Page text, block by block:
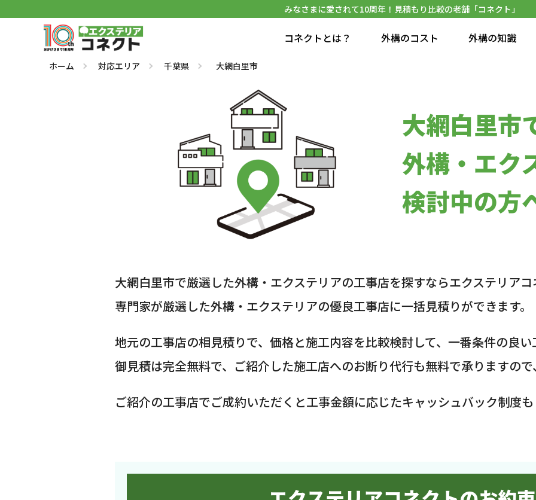
みなさまに愛されて10周年！見積もり比較の老舗「コネクト」
コネクトとは？ 外構のコスト 外構の知識
ホーム 対応エリア 千葉県 大網白里市
大網白里市
外構・エク
検討中の方
大網白里市で厳選した外構・エクステリアの工事店を探すならエクステリア
専門家が厳選した外構・エクステリアの優良工事店に一括見積りができます。
地元の工事店の相見積りで、価格と施工内容を比較検討して、一番条件の良
御見積は完全無料で、ご紹介した施工店へのお断り代行も無料で承りますの
ご紹介の工事店でご成約いただくと工事金額に応じたキャッシュバック制度